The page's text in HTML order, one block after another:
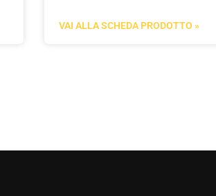
VAI ALLA SCHEDA PRODOTTO »